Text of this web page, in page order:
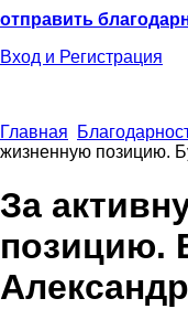
отправить
Вход и Регистрация
Главная
жизненную позицию.
За
позицию.